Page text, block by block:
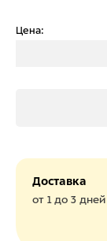
Цена:
Доставка
от 1 до 3 дней